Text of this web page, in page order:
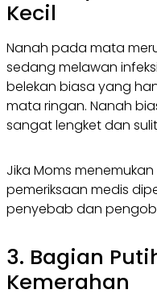
Kecil
Nanah pada mata
sedang melawan
belekan biasa yang
mata ringan. Nanah
sangat lengket dan
Jika Moms
pemeriksaan medis
penyebab dan
3. Bagian
Kemerahan